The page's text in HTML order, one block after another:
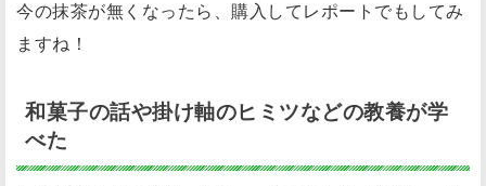
今の抹茶が無くなったら、購入してレポートでもしてみ
ますね！
和菓子の話や掛け軸のヒミツなどの教養が学
べた